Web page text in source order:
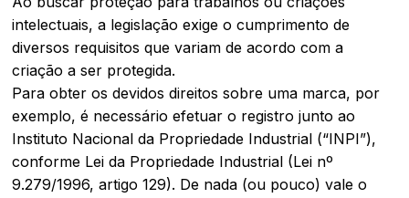
intelectuais, a legislação exige o cumprimento de
diversos requisitos que variam de acordo com a
criação a ser protegida.
Para obter os devidos direitos sobre uma marca, por
exemplo, é necessário efetuar o registro junto ao
Instituto Nacional da Propriedade Industrial (“INPI”),
conforme Lei da Propriedade Industrial (Lei nº
9.279/1996, artigo 129). De nada (ou pouco) vale o